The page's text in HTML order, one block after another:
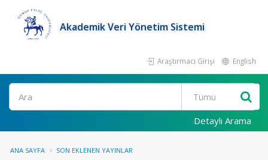
Akademik Veri Yönetim Sistemi
Araştırmacı Girişi English
Ara
Detaylı Arama
ANA SAYFA SON EKLENEN YAYINLAR